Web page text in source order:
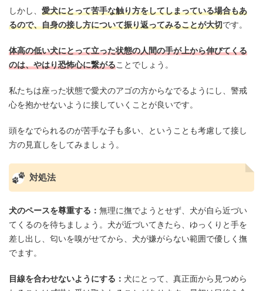
しかし、 愛犬にとって苦手な触り方をしてしまっている場合もあ
るので、自身の接し方について振り返ってみることが大切です。
体高の低い犬にとって立った状態の人間の手が上から伸びてくる
のは、やはり恐怖心に繋がることでしょう。
私たちは座った状態で愛犬のアゴの方からなでるようにし、警戒
心を抱かせないように接していくことが良いです。
頭をなでられるのが苦手な子も多い、ということも考慮して接し
方の見直しをしてみましょう。
対処法
犬のペースを尊重する： 無理に撫でようとせず、犬が自ら近づい
てくるのを待ちましょう。犬が近づいてきたら、ゆっくりと手を
差し出し、匂いを嗅がせてから、犬が嫌がらない範囲で優しく撫
でます。
目線を合わせないようにする： 犬にとって、真正面から見つめら